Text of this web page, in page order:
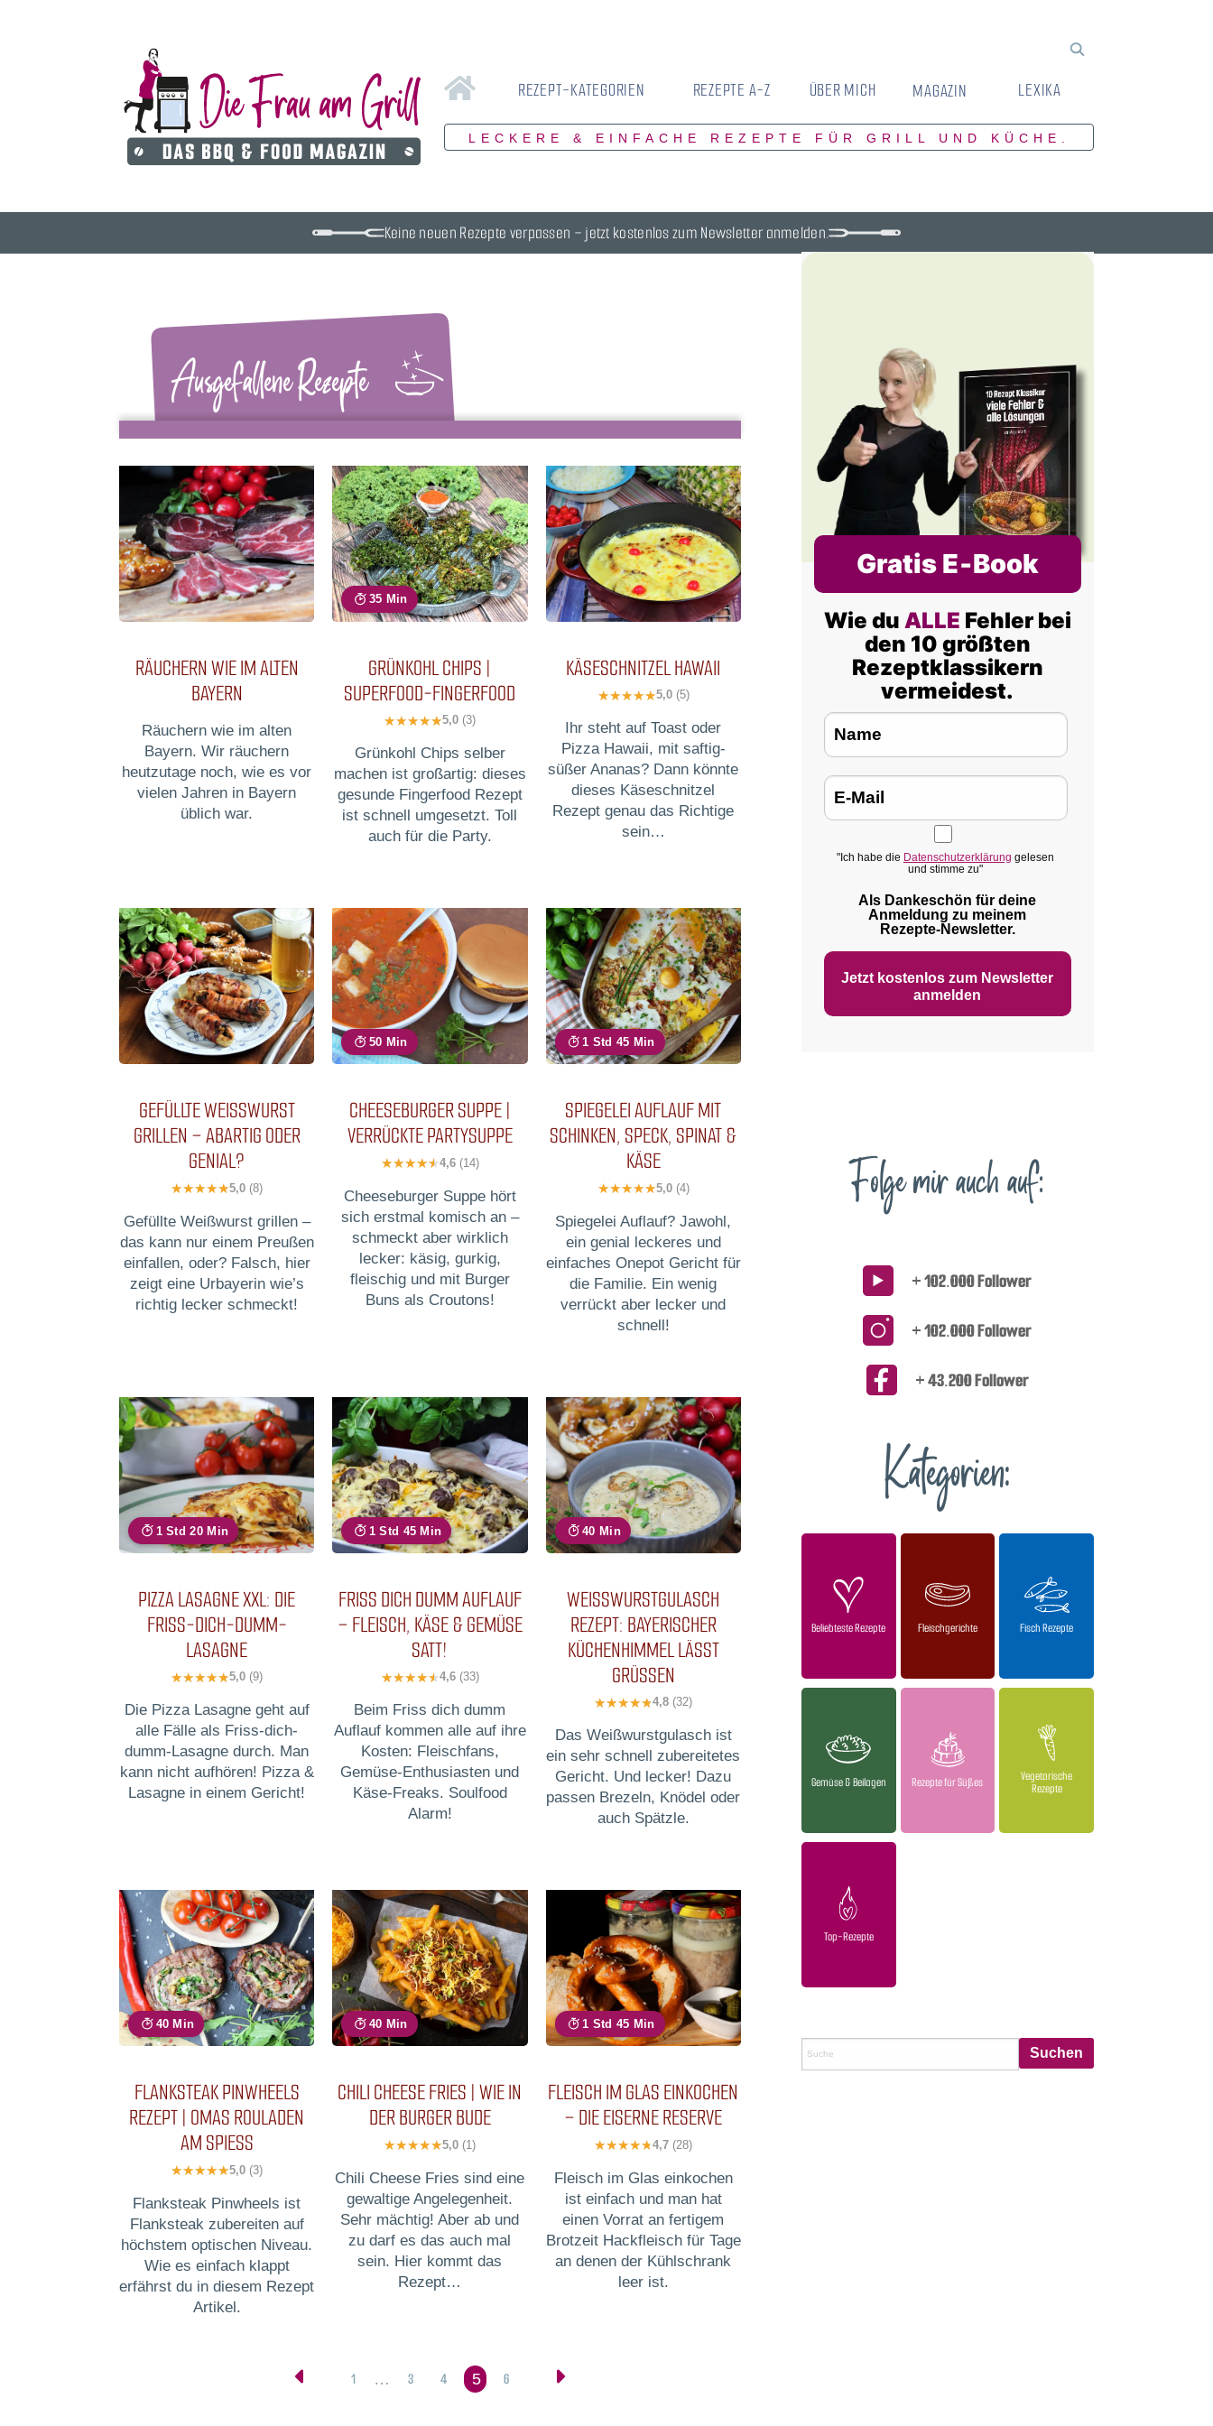
REZEPT-KATEGORIEN REZEPTE A-Z ÜBER MICH MAGAZIN LEXIKA
LECKERE & EINFACHE REZEPTE FÜR GRILL UND KÜCHE.
Keine neuen Rezepte verpassen – jetzt kostenlos zum Newsletter anmelden.
Ausgefallene Rezepte
RÄUCHERN WIE IM ALTEN
BAYERN
Räuchern wie im alten
Bayern. Wir räuchern
heutzutage noch, wie es vor
vielen Jahren in Bayern
üblich war.
35 Min
GRÜNKOHL CHIPS |
SUPERFOOD-FINGERFOOD
5,0 (3)
Grünkohl Chips selber
machen ist großartig: dieses
gesunde Fingerfood Rezept
ist schnell umgesetzt. Toll
auch für die Party.
KÄSESCHNITZEL HAWAII
5,0 (5)
Ihr steht auf Toast oder
Pizza Hawaii, mit saftig-
süßer Ananas? Dann könnte
dieses Käseschnitzel
Rezept genau das Richtige
sein…
GEFÜLLTE WEISSWURST G
RILLEN – ABARTIG ODER G
ENIAL?
5,0 (8)
Gefüllte Weißwurst grillen –
das kann nur einem Preußen
einfallen, oder? Falsch, hier
zeigt eine Urbayerin wie’s
richtig lecker schmeckt!
50 Min
CHEESEBURGER SUPPE |
VERRÜCKTE PARTYSUPPE
4,6 (14)
Cheeseburger Suppe hört
sich erstmal komisch an –
schmeckt aber wirklich
lecker: käsig, gurkig,
fleischig und mit Burger
Buns als Croutons!
1 Std 45 Min
SPIEGELEI AUFLAUF MIT
SCHINKEN, SPECK, SPINAT &
KÄSE
5,0 (4)
Spiegelei Auflauf? Jawohl,
ein genial leckeres und
einfaches Onepot Gericht für
die Familie. Ein wenig
verrückt aber lecker und
schnell!
1 Std 20 Min
PIZZA LASAGNE XXL: DIE
FRISS-DICH-DUMM-
LASAGNE
5,0 (9)
Die Pizza Lasagne geht auf
alle Fälle als Friss-dich-
dumm-Lasagne durch. Man
kann nicht aufhören! Pizza &
Lasagne in einem Gericht!
1 Std 45 Min
FRISS DICH DUMM AUFLAUF
– FLEISCH, KÄSE & GEMÜSE
SATT!
4,6 (33)
Beim Friss dich dumm
Auflauf kommen alle auf ihre
Kosten: Fleischfans,
Gemüse-Enthusiasten und
Käse-Freaks. Soulfood
Alarm!
40 Min
WEISSWURSTGULASCH R
EZEPT: BAYERISCHER K
ÜCHENHIMMEL LÄSST G
RÜSSEN
4,8 (32)
Das Weißwurstgulasch ist
ein sehr schnell zubereitetes
Gericht. Und lecker! Dazu
passen Brezeln, Knödel oder
auch Spätzle.
40 Min
FLANKSTEAK PINWHEELS
REZEPT | OMAS ROULADEN
AM SPIESS
5,0 (3)
Flanksteak Pinwheels ist
Flanksteak zubereiten auf
höchstem optischen Niveau.
Wie es einfach klappt
erfährst du in diesem Rezept
Artikel.
40 Min
CHILI CHEESE FRIES | WIE IN
DER BURGER BUDE
5,0 (1)
Chili Cheese Fries sind eine
gewaltige Angelegenheit.
Sehr mächtig! Aber ab und
zu darf es das auch mal
sein. Hier kommt das
Rezept…
1 Std 45 Min
FLEISCH IM GLAS EINKOCHEN
– DIE EISERNE RESERVE
4,7 (28)
Fleisch im Glas einkochen
ist einfach und man hat
einen Vorrat an fertigem
Brotzeit Hackfleisch für Tage
an denen der Kühlschrank
leer ist.
1 … 3 4 5 6
Gratis E‑Book
Wie du ALLE Fehler bei
den 10 größten
Rezeptklassikern
vermeidest.
"Ich habe die Datenschutzerklärung gelesen
und stimme zu"
Als Dankeschön für deine
Anmeldung zu meinem
Rezepte‑Newsletter.
Jetzt kostenlos zum Newsletter
anmelden
Folge mir auch auf:
+ 102.000 Follower
+ 102.000 Follower
+ 43.200 Follower
Kategorien:
Beliebteste Rezepte Fleischgerichte Fisch Rezepte
Gemüse & Beilagen Rezepte für Süßes
Vegetarische
Rezepte
Top-Rezepte